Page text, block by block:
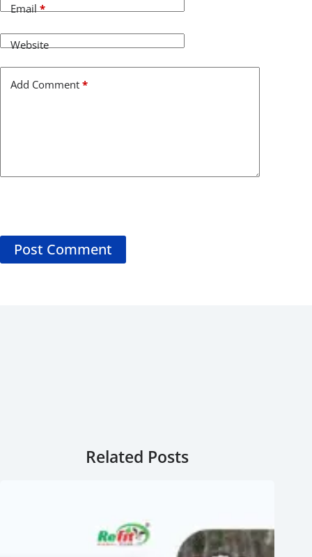
Email*
Website
Add Comment *
Post Comment
Related Posts